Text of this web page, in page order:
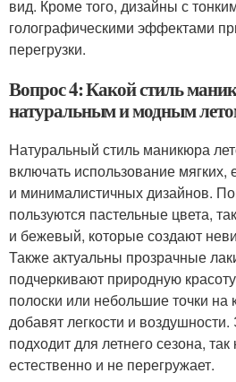
вид. Кроме того, дизайны с
голографическими эффектами
перегрузки.
Вопрос 4: Какой стиль
натуральным и модным
Натуральный стиль маникюра
включать использование мягких,
и минималистичных дизайнов.
пользуются пастельные цвета,
и бежевый, которые создают
Также актуальны прозрачные
подчеркивают природную
полоски или небольшие точки на
добавят легкости и
подходит для летнего сезона,
естественно и не перегружает.